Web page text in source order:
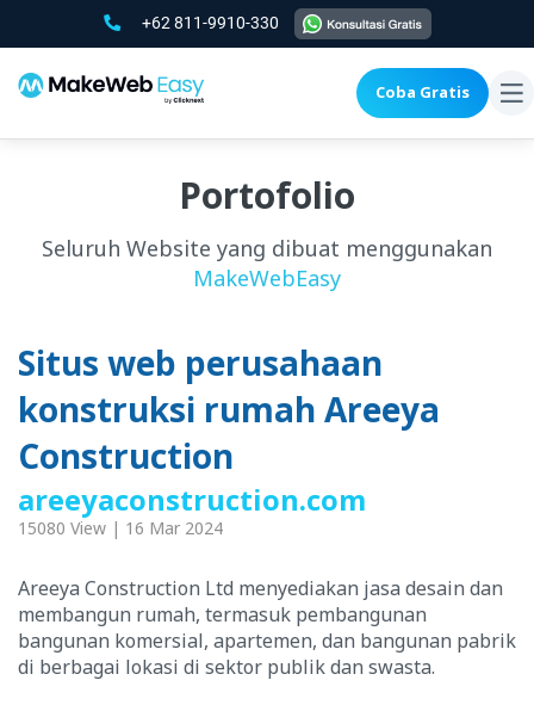
+62 811-9910-330
Coba Gratis
Portofolio
Seluruh Website yang dibuat menggunakan
MakeWebEasy
Situs web perusahaan
konstruksi rumah Areeya
Construction
areeyaconstruction.com
15080 View | 16 Mar 2024
Areeya Construction Ltd menyediakan jasa desain dan
membangun rumah, termasuk pembangunan
bangunan komersial, apartemen, dan bangunan pabrik
di berbagai lokasi di sektor publik dan swasta.